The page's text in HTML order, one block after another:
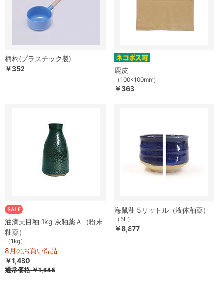
柄杓(プラスチック製)
￥352
鹿皮
（100×100mm）
￥363
油滴天目釉 1kg 灰釉薬Ａ（粉末
釉薬）
（1kg）
8月のお買い得品
￥1,480
通常価格￥1,645
海鼠釉 5リットル（液体釉薬）
（5L）
￥8,877